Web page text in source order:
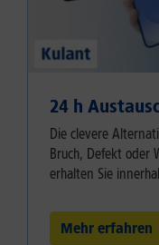
24 h
Die clevere
Bruch, Defekt oder
erhalten Sie
Mehr erfahren